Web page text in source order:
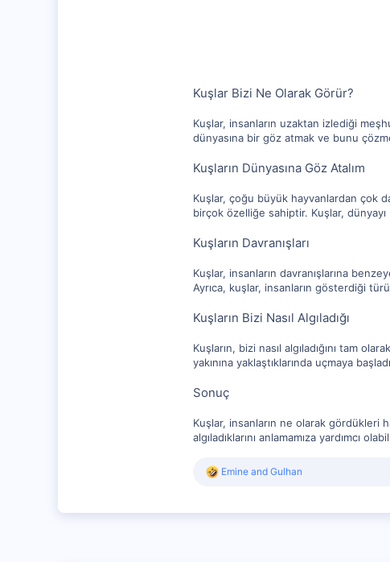
Kuşlar Bizi Ne Olarak Görür?
Kuşlar, insanların uzaktan izlediği
dünyasına bir göz atmak ve bunu
Kuşların Dünyasına Göz Atalım
Kuşlar, çoğu büyük hayvanlardan çok
birçok özelliğe sahiptir. Kuşlar,
Kuşların Davranışları
Kuşlar, insanların davranışlarına
Ayrıca, kuşlar, insanların gösterdiği
Kuşların Bizi Nasıl Algıladığı
Kuşların, bizi nasıl algıladığını tam
yakınına yaklaştıklarında uçmaya
Sonuç
Kuşlar, insanların ne olarak gördükleri
algıladıklarını anlamamıza yardımcı
R
Emine and Gulhan